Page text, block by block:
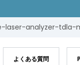
laser-analyzer-tdla-
よくある質問